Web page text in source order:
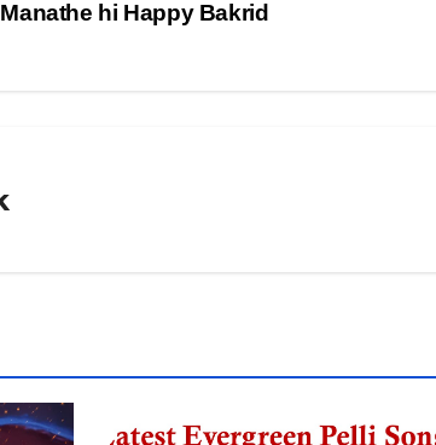
hi Happy Bakrid